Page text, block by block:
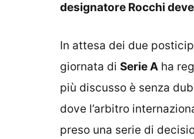
designatore Rocchi
In attesa dei due
giornata di Serie A ha
più discusso è senza
dove l’arbitro
preso una serie di